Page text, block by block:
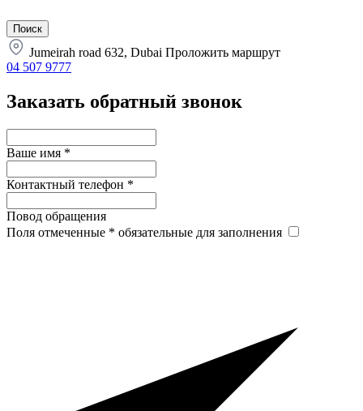
Jumeirah road 632, Dubai Проложить маршрут
04 507 9777
Заказать обратный звонок
Ваше имя *
Контактный телефон *
Повод обращения
Поля отмеченные * обязательные для заполнения